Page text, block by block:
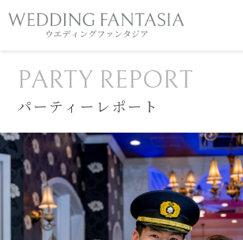
PARTY REPORT
パーティーレポート